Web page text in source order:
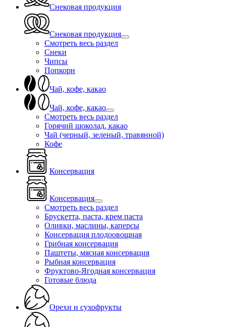
Снековая продукция
Снековая продукция
Смотреть весь раздел
Снеки
Чипсы
Попкорн
Чай, кофе, какао
Чай, кофе, какао
Смотреть весь раздел
Горячий шоколад, какао
Чай (черный, зеленый, травянной)
Кофе
Консервация
Консервация
Смотреть весь раздел
Брускетта, паста, крем паста
Оливки, маслины, каперсы
Консервация плодоовощная
Грибная консервация
Паштеты, мясная консервация
Рыбная консервация
Фруктово-Ягодная консервация
Готовые блюда
Орехи и сухофрукты